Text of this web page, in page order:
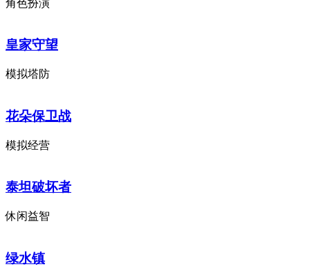
角色扮演
皇家守望
模拟塔防
花朵保卫战
模拟经营
泰坦破坏者
休闲益智
绿水镇